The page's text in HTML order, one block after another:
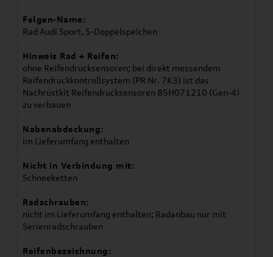
Felgen-Name:
Rad Audi Sport, 5-Doppelspeichen
Hinweis Rad + Reifen:
ohne Reifendrucksensoren; bei direkt messendem
Reifendruckkontrollsystem (PR Nr. 7K3) ist das
Nachrüstkit Reifendrucksensoren ​85H071210 (Gen-4)
zu verbauen
Nabenabdeckung:
im Lieferumfang enthalten
Nicht in Verbindung mit:
Schneeketten
Radschrauben:
nicht im Lieferumfang enthalten; Radanbau nur mit
Serienradschrauben
Reifenbezeichnung: